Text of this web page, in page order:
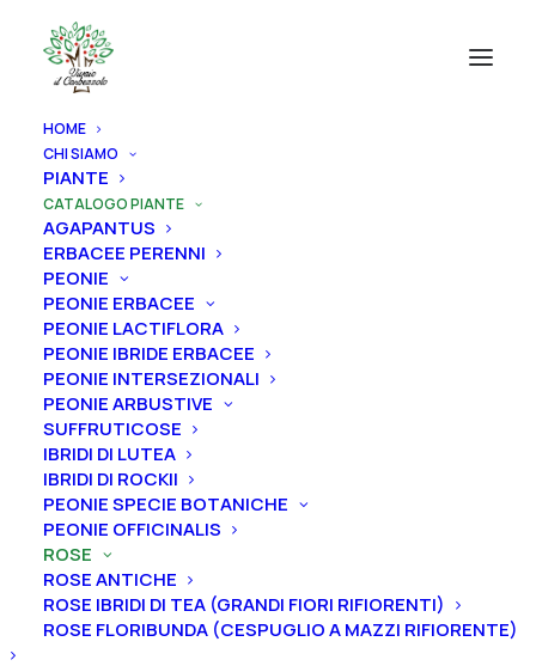
HOME
CHI SIAMO
PIANTE
CATALOGO PIANTE
AGAPANTUS
ERBACEE PERENNI
PEONIE
PEONIE ERBACEE
PEONIE LACTIFLORA
PEONIE IBRIDE ERBACEE
PEONIE INTERSEZIONALI
PEONIE ARBUSTIVE
SUFFRUTICOSE
IBRIDI DI LUTEA
IBRIDI DI ROCKII
PEONIE SPECIE BOTANICHE
PEONIE OFFICINALIS
ROSE
ROSE ANTICHE
ROSE IBRIDI DI TEA (GRANDI FIORI RIFIORENTI)
ROSE FLORIBUNDA (CESPUGLIO A MAZZI RIFIORENTE)
CATEGORIE PRODOTTI
AGAPANTUS
ERBACEE PERENNI
PEONIE
ROSE
IRIS
RIZOMI IRIS DISPONIBILI
ALBERI
FRUTTI
ULIVI
VITI